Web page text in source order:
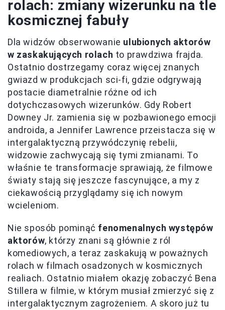
rolach: zmiany wizerunku na tle
kosmicznej fabuły
Dla widzów obserwowanie ulubionych aktorów
w zaskakujących rolach to prawdziwa frajda.
Ostatnio dostrzegamy coraz więcej znanych
gwiazd w produkcjach sci-fi, gdzie odgrywają
postacie diametralnie różne od ich
dotychczasowych wizerunków. Gdy Robert
Downey Jr. zamienia się w pozbawionego emocji
androida, a Jennifer Lawrence przeistacza się w
intergalaktyczną przywódczynię rebelii,
widzowie zachwycają się tymi zmianami. To
właśnie te transformacje sprawiają, że filmowe
światy stają się jeszcze fascynujące, a my z
ciekawością przyglądamy się ich nowym
wcieleniom.
Nie sposób pominąć fenomenalnych występów
aktorów, którzy znani są głównie z ról
komediowych, a teraz zaskakują w poważnych
rolach w filmach osadzonych w kosmicznych
realiach. Ostatnio miałem okazję zobaczyć Bena
Stillera w filmie, w którym musiał zmierzyć się z
intergalaktycznym zagrożeniem. A skoro już tu